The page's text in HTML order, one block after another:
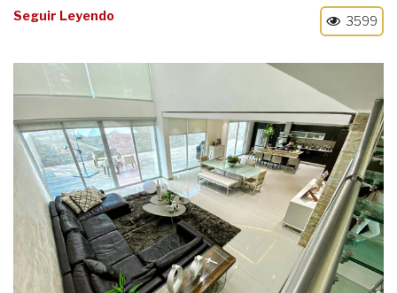
Seguir Leyendo 3599